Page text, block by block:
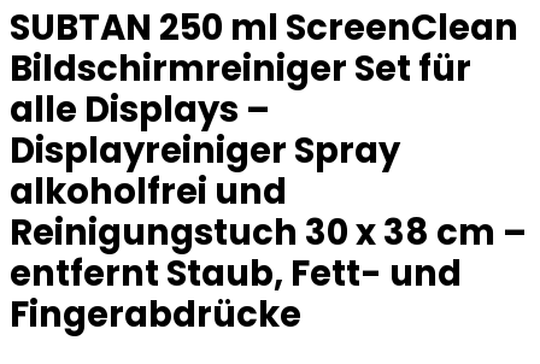
SUBTAN 250 ml ScreenClean
Bildschirmreiniger Set für
alle Displays –
Displayreiniger Spray
alkoholfrei und
Reinigungstuch 30 x 38 cm –
entfernt Staub, Fett- und
Fingerabdrücke